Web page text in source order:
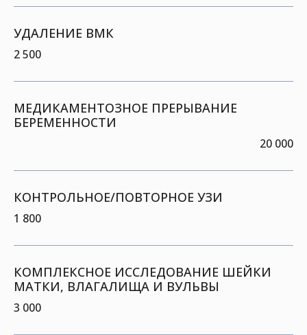
УДАЛЕНИЕ ВМК
2 500
МЕДИКАМЕНТОЗНОЕ ПРЕРЫВАНИЕ
БЕРЕМЕННОСТИ
20 000
КОНТРОЛЬНОЕ/ПОВТОРНОЕ УЗИ
1 800
КОМПЛЕКСНОЕ ИССЛЕДОВАНИЕ ШЕЙКИ
МАТКИ, ВЛАГАЛИЩА И ВУЛЬВЫ
3 000